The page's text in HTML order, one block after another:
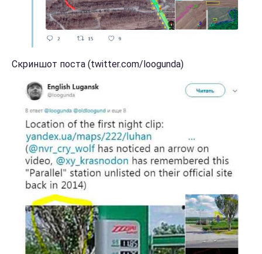
Скриншот поста (twitter.com/loogunda)